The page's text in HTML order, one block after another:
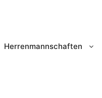
Herrenmannschaften